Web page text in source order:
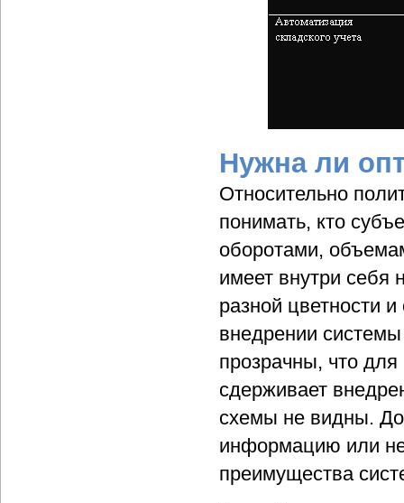
Нужна ли
Относительно
понимать, кто
оборотами,
имеет внутри себя
разной цветности
внедрении системы
прозрачны, что
сдерживает
схемы не видны.
информацию или не
преимущества